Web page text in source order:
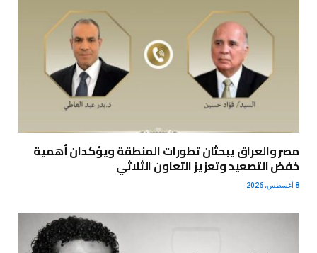
مصر والعراق يبحثان تطورات المنطقة ويؤكدان أهمية
خفض التصعيد وتعزيز التعاون الثلاثي
8 أغسطس، 2026